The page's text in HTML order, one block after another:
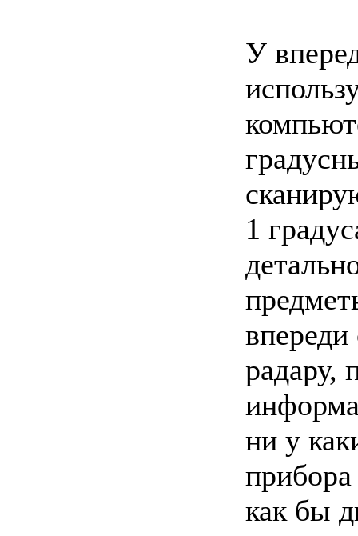
У
1
радару,
ни у
как бы